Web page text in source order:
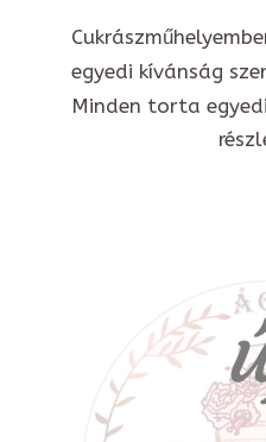
egyedi kívánság
Minden torta